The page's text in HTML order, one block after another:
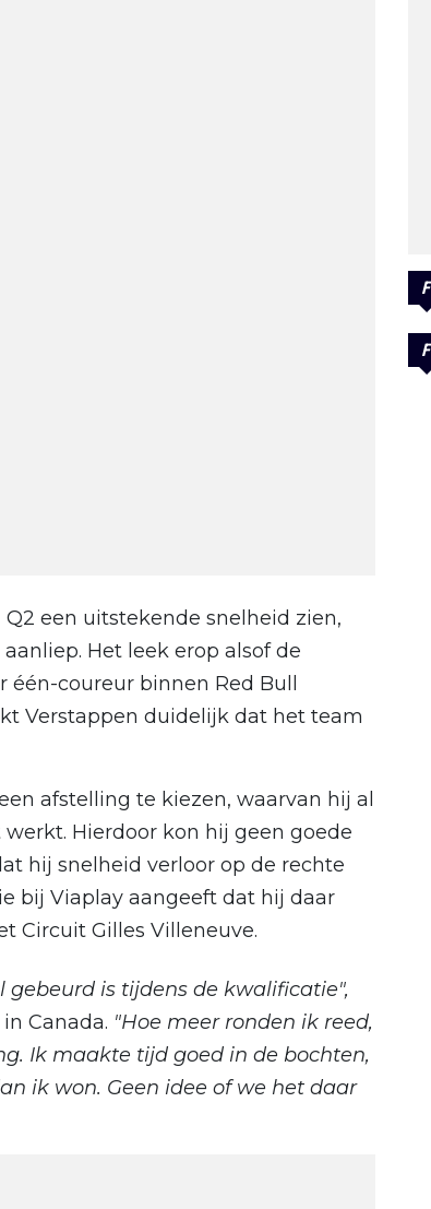
Q2 een uitstekende snelheid zien,
Het leek erop alsof de
coureur binnen Red Bull
Verstappen duidelijk dat het team
afstelling te kiezen, waarvan hij al
Hierdoor kon hij geen goede
hij snelheid verloor op de rechte
bij Viaplay aangeeft dat hij daar
Circuit Gilles Villeneuve.
is tijdens de kwalificatie",
Canada. "Hoe meer ronden ik reed,
Ik maakte tijd goed in de bochten,
ik won. Geen idee of we het daar